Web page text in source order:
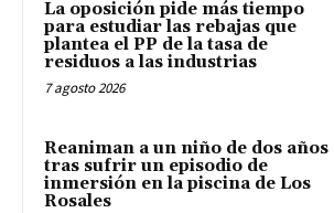
La oposición pide más tiempo
para estudiar las rebajas que
plantea el PP de la tasa de
residuos a las industrias
7 agosto 2026
Reaniman a un niño de dos años
tras sufrir un episodio de
inmersión en la piscina de Los
Rosales